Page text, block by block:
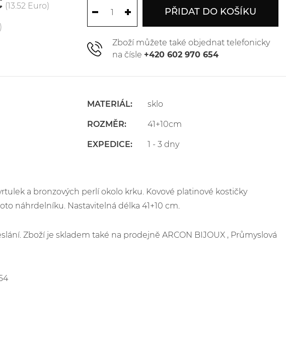
(13.52 Euro)
PŘIDAT DO KOŠÍKU
Zboží můžete také objednat telefonicky
na čísle +420 602 970 654
MATERIÁL: sklo
ROZMĚR: 41+10cm
EXPEDICE: 1 - 3 dny
a bronzových perlí okolo krku. Kovové platinové kostičky
náhrdelníku. Nastavitelná délka 41+10 cm.
Zboží je skladem také na prodejně ARCON BIJOUX , Průmyslová